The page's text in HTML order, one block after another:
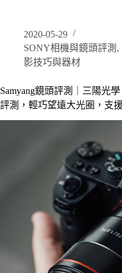
測
｜
隨
捕
捉
精
彩
多
元
辨
識
系
2020-05-29
SONY相機與鏡頭評測 ,
影技巧與器材
Samyang鏡頭評測｜三陽光學
評測，輕巧望遠大光圈，支